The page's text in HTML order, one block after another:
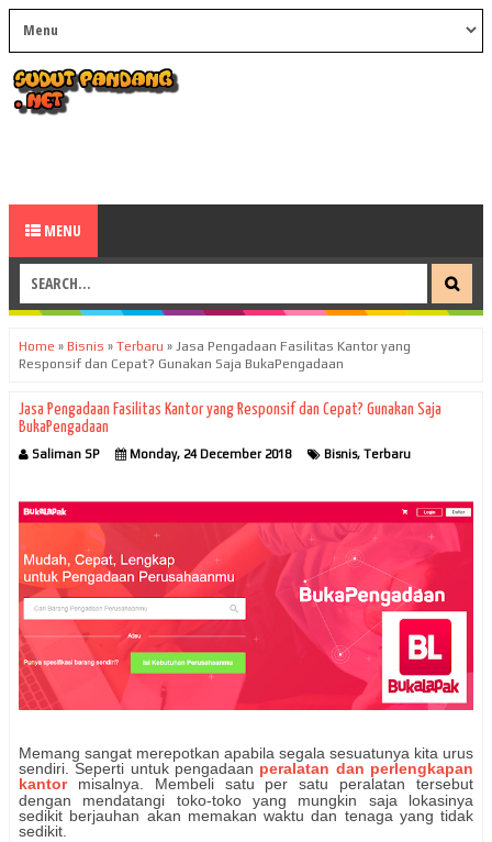
MENU
Home » Bisnis » Terbaru » Jasa Pengadaan Fasilitas Kantor yang
Responsif dan Cepat? Gunakan Saja BukaPengadaan
Jasa Pengadaan Fasilitas Kantor yang Responsif dan Cepat? Gunakan Saja
BukaPengadaan
Saliman SP Monday, 24 December 2018 Bisnis, Terbaru
Memang sangat merepotkan apabila segala sesuatunya kita urus
sendiri. Seperti untuk pengadaan peralatan dan perlengkapan
kantor
misalnya. Membeli satu per
satu peralatan tersebut
dengan mendatangi toko-toko yang mungkin saja lokasinya
sedikit berjauhan akan memakan waktu dan tenaga yang tidak
sedikit.